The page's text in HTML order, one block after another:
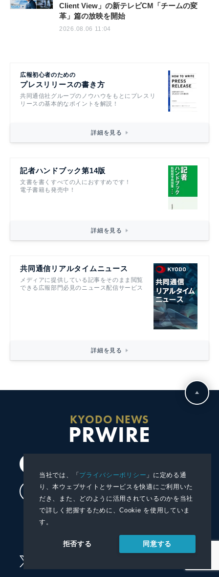
当社では、「プライバシーポリシー 」に定める通
り、本ウェブサイトとサービスを快適にご利用いた
だき、また、どのように活用されているのかを当社
で詳しく把握するために、Cookie を使用していま
す。
拒否する 同意する
Client View」の新テレビCM「チームの変
革」篇の放映を開始
2026.08.06 11:04
広報初心者のための
プレスリリースの書き方
共同通信社グループのノウハウをもとにプレスリ
リースの基本的なポイントを解説！
詳細を見る
記者ハンドブック第14版
文書を書くすべての人におすすめです！
電子書籍も発売中！
詳細を見る
共同通信リアルタイムニュース
メディアに提供している記事をそのまま閲覧
できる広報部門必見のニュース配信サービス
詳細を見る
KYODO NEWS
PRWIRE
ログイン
プレスリリースを受信する